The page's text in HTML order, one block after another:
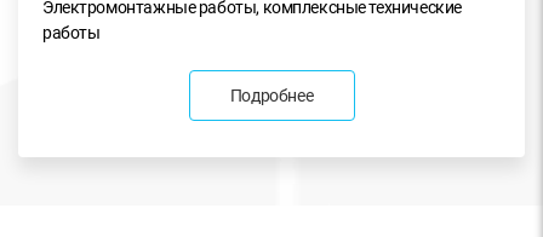
Электромонтажные работы, комплексные технические
работы
Подробнее